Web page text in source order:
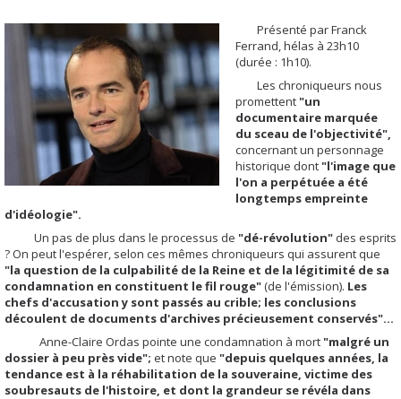
Présenté par Franck
Ferrand, hélas à 23h10
(durée : 1h10).
Les chroniqueurs nous
promettent "un
documentaire marquée
du sceau de l'objectivité",
concernant un personnage
historique dont "l'image que
l'on a perpétuée a été
longtemps empreinte
d'idéologie".
Un pas de plus dans le processus de "dé-révolution" des esprits
? On peut l'espérer, selon ces mêmes chroniqueurs qui assurent que
"la question de la culpabilité de la Reine et de la légitimité de sa
condamnation en constituent le fil rouge" (de l'émission). Les
chefs d'accusation y sont passés au crible; les conclusions
découlent de documents d'archives précieusement conservés"...
Anne-Claire Ordas pointe une condamnation à mort "malgré un
dossier à peu près vide"; et note que "depuis quelques années, la
tendance est à la réhabilitation de la souveraine, victime des
soubresauts de l'histoire, et dont la grandeur se révéla dans